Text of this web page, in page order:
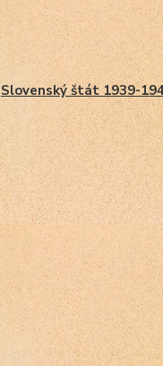
Slovenský štát 1939-